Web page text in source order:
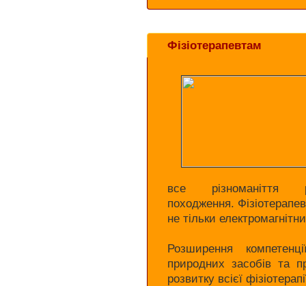
Фізіотерапевтам
все різноманіття
походження.
не тільки
Розширення
природних засобів та
розвитку всієї